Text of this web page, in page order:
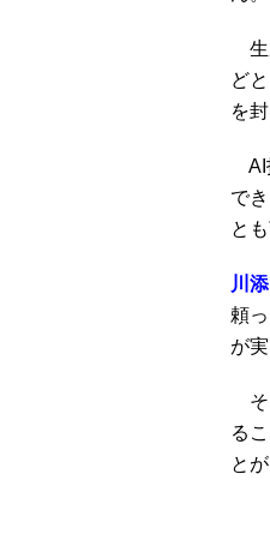
生
ど
を
AI
で
と
川添
頼
が
そ
る
と